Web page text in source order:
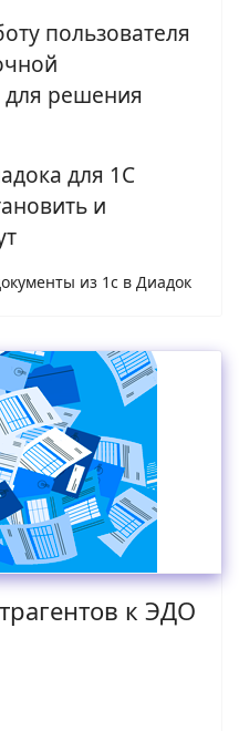
пользователя
решения
для 1С
и
из 1с в Диадок
к ЭДО